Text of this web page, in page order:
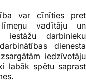
var cīnīties pret
vadītāju un
darbinieku
dienesta
iedzīvotāju
labāk spētu saprast